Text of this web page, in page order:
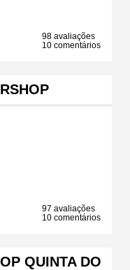
98 avaliações
10 comentários
97 avaliações
10 comentários
QUINTA DO